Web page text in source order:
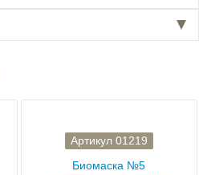
Артикул 01219
Биомаска №5